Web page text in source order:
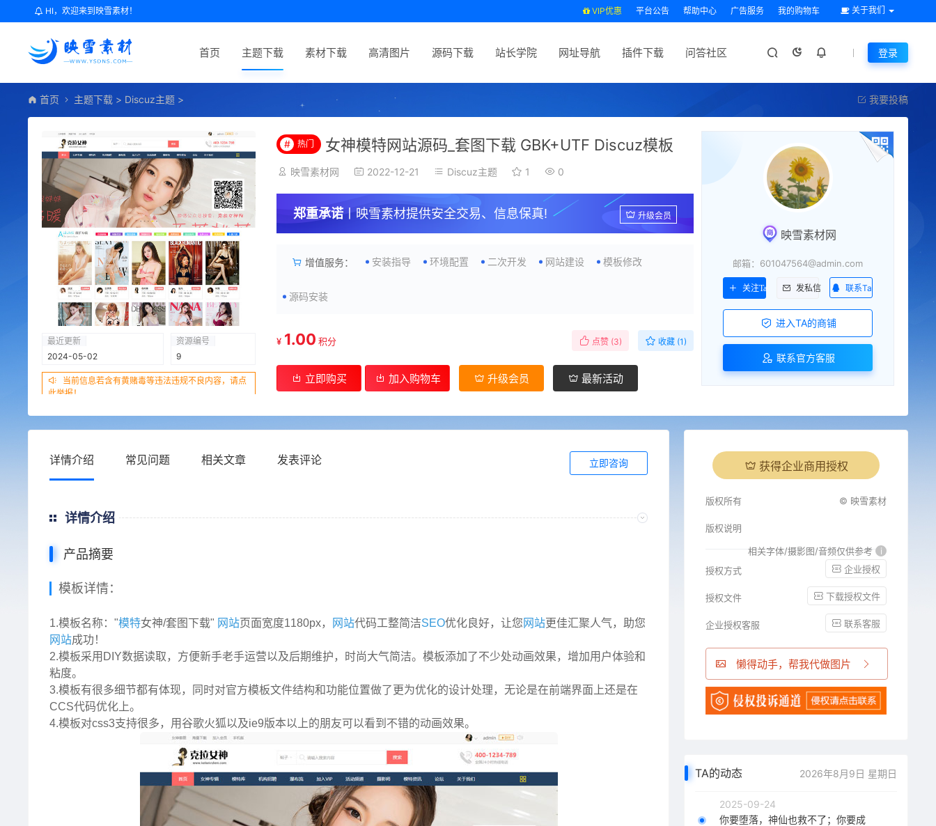
HI，欢迎来到映雪素材！ VIP优惠 平台公告 帮助中心 广告服务 我的购物车 关于我们
首页 主题下载 素材下载 高清图片 源码下载 站长学院 网址导航 插件下载 问答社区 登录
首页 主题下载 > Discuz主题 > 我要投稿
最近更新
2024-05-02
资源编号
9
当前信息若含有黄赌毒等违法违规不良内容，请点
此举报！
# 热门 女神模特网站源码_套图下载 GBK+UTF Discuz模板
映雪素材网 2022-12-21 Discuz主题 1 0
郑重承诺丨映雪素材提供安全交易、信息保真! 升级会员
增值服务： 安装指导 环境配置 二次开发 网站建设 模板修改
源码安装
¥ 1.00 积分 点赞 (3) 收藏 (1)
立即购买 加入购物车 升级会员 最新活动
映雪素材网
邮箱：601047564@admin.com
关注Ta 发私信 联系Ta
进入TA的商铺
联系官方客服
详情介绍 常见问题 相关文章 发表评论 立即咨询
详情介绍
产品摘要
模板详情：
1.模板名称："模特女神/套图下载" 网站页面宽度1180px， 网站代码工整简洁SEO优化良好，让您 网站更佳汇聚人气，助您
网站成功！
2.模板采用DIY数据读取，方便新手老手运营以及后期维护，时尚大气简洁。模板添加了不少处动画效果，增加用户体验和
粘度。
3.模板有很多细节都有体现，同时对官方模板文件结构和功能位置做了更为优化的设计处理，无论是在前端界面上还是在
CCS代码优化上。
4.模板对css3支持很多，用谷歌火狐以及ie9版本以上的朋友可以看到不错的动画效果。
获得企业商用授权
版权所有 © 映雪素材
版权说明
相关字体/摄影图/音频仅供参考
i
授权方式
企业授权
授权文件 下载授权文件
企业授权客服 联系客服
懒得动手，帮我代做图片
TA的动态 2026年8月9日 星期日
2025-09-24
你要堕落，神仙也救不了；你要成